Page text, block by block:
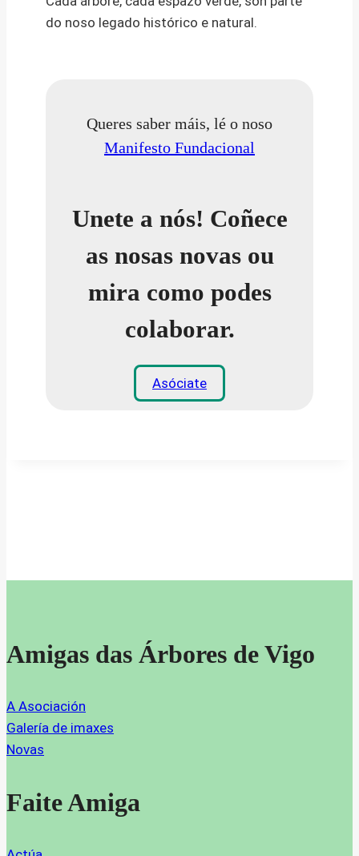
do noso legado histórico e natural.
Queres saber máis, lé o noso
Manifesto Fundacional
Unete a nós! Coñece
as nosas novas ou
mira como podes
colaborar.
Asóciate
Amigas das Árbores de Vigo
A Asociación
Galería de imaxes
Novas
Faite Amiga